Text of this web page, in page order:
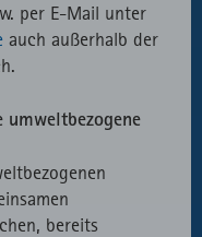
per E-Mail unter
auch außerhalb der
bereits